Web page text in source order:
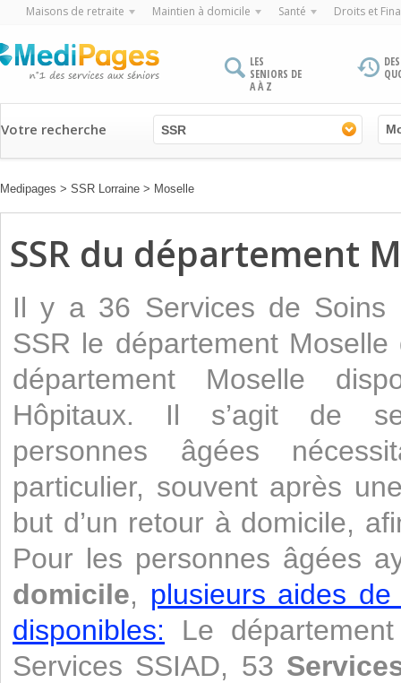
Maisons de retraite Maintien à domicile Santé Droits et
LES
SENIORS DE
A À Z
Votre recherche SSR
Medipages > SSR Lorraine > Moselle
SSR du département
Il y a 36 Services de Soins
SSR le département
département Moselle
Hôpitaux. Il s’agit de
personnes âgées
particulier, souvent après
but d’un retour à domicile,
Pour les personnes âgées
domicile, plusieurs aides
disponibles: Le
Services SSIAD, 53